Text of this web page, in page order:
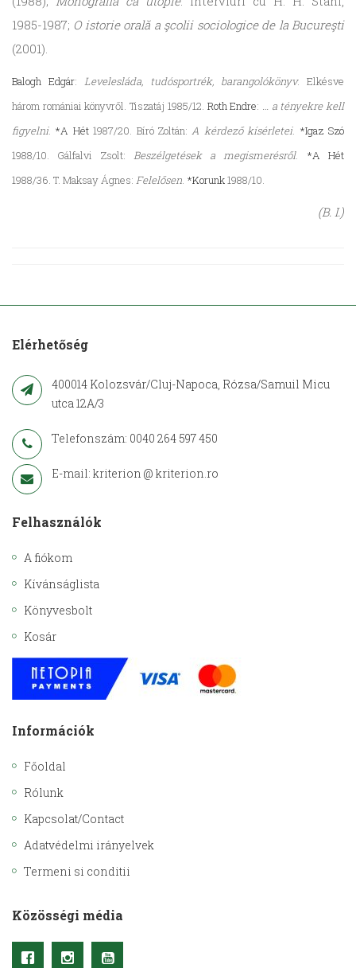
1985-1987; O istorie orală a şcolii sociologice de la Bucureşti
(2001).
Balogh Edgár: Levelesláda, tudósportrék, barangolókönyv. Elkésve
három romániai könyvről. Tiszatáj 1985/12. Roth Endre: … a tényekre kell
figyelni. *A Hét1987/20. Bíró Zoltán:A kérdező kísérletei. *Igaz Szó
1988/10. Gálfalvi Zsolt: Beszélgetések a megismerésről. *A Hét
1988/36. T. Maksay Ágnes: Felelősen. *Korunk1988/10.
(B. I.)
Elérhetőség
400014 Kolozsvár/Cluj-Napoca, Rózsa/Samuil Micu
utca 12A/3
Telefonszám: 0040 264 597 450
E-mail: kriterion @ kriterion.ro
Felhasználók
A fiókom
Kívánságlista
Könyvesbolt
Kosár
Információk
Főoldal
Rólunk
Kapcsolat/Contact
Adatvédelmi irányelvek
Termeni si conditii
Közösségi média